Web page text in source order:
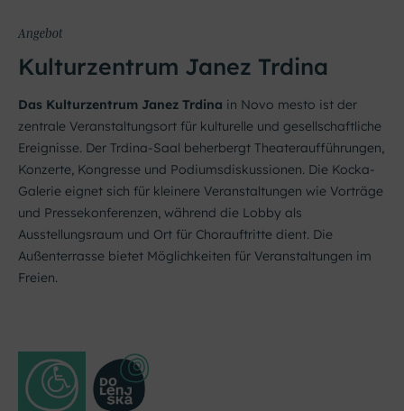
Angebot
Kulturzentrum Janez Trdina
Das Kulturzentrum Janez Trdina in Novo mesto ist der
zentrale Veranstaltungsort für kulturelle und gesellschaftliche
Ereignisse. Der Trdina-Saal beherbergt Theateraufführungen,
Konzerte, Kongresse und Podiumsdiskussionen. Die Kocka-
Galerie eignet sich für kleinere Veranstaltungen wie Vorträge
und Pressekonferenzen, während die Lobby als
Ausstellungsraum und Ort für Chorauftritte dient. Die
Außenterrasse bietet Möglichkeiten für Veranstaltungen im
Freien.